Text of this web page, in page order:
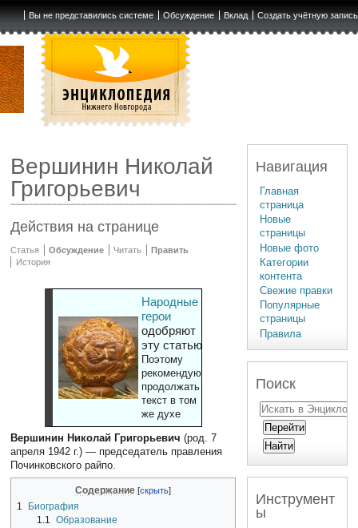
Вы не представились системе Обсуждение Вклад Создать учётную запись
Вершинин Николай
Григорьевич
Действия на странице
Статья Обсуждение Читать
Править
История
Народные
герои
одобряют
эту статью
Поэтому
рекомендуют
продолжать
текст в том
же духе
Вершинин Николай Григорьевич (род. 7
апреля 1942 г.) — председатель правления
Починковского райпо.
Содержание
1
Биография
1.1 Образование
Навигация
Главная
страница
Новые
страницы
Новые фото
Категории
контента
Свежие правки
Популярные
страницы
Правила
Поиск
Инструмент
ы